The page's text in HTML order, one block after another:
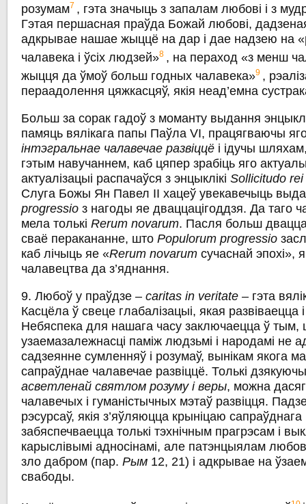
розумам7 , гэта значыць з запалам любові i з
Гэтая першасная праўда Божай любові,
адкрывае нашае жыццё на дар i дае надзею на
чалавека i ўсіх людзей»8 , на пераход «з менш
жыцця да ўмоў больш годных чалавека»9 ,
пераадолення цяжкасцяў, якія неад’емна
Больш за сорак гадоў з моманту выдання
памяць вялікага папы Паўла VI, працягваючы
інтэгральнае чалавечае развіццё i ідучы
гэтым навучаннем, каб цяпер зрабіць яго
актуалізацыі распачаўся з энцыклікіSollicitudo
Слуга Божы Ян Павел II хацеў увекавечыць
progressio з нагоды яе дваццацігоддзя. Да таго
мела толькіRerum novarum. Пасля больш
сваё перакананне, штоPopulorum progressio
каб лічыць яе «Rerum novarumсучаснай эпохі»,
чалавецтва да з’яднання.
9. Любоў у праўдзе –caritas in veritate – гэта
Касцёла ў свеце глабалізацыі, якая
Небяспека для нашага часу заключаецца ў
узаемазалежнасці паміж людзьмі і народамі не
садзеянне сумленняў i розумаў, вынікам якога
сапраўднае чалавечае развіццё. Толькі
асветленай святлом розуму i веры, можна
чалавечых і гуманістычных мэтаў развіцця.
рэсурсаў, якія з’яўляюцца крыніцаю сапраўднага
забяспечваецца толькі тэхнічным прагрэсам i
карыслівымі адносінамі, але патэнцыялам
зло дабром (пар.Рым 12, 21) i адкрывае на
свабоды.